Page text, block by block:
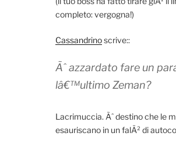
completo: vergogna!)
Cassandrinoscrive::
Ãˆ azzardato fare un
lâ€™ultimo Zeman?
Lacrimuccia. Ãˆ destino che le
esauriscano in un falÃ² di